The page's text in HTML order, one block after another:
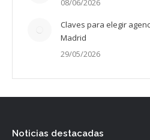
08/06/2026
Claves para elegir
Madrid
29/05/2026
Noticias destacadas